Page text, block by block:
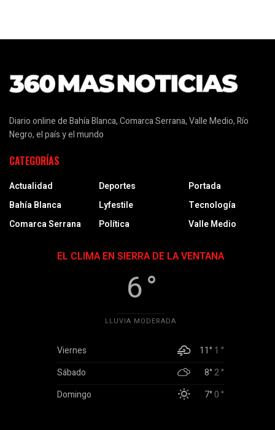
Diario online de Bahía Blanca, Comarca Serrana, Valle Medio, Río
Negro, el país y el mundo
CATEGORÍAS
Actualidad
Bahía Blanca
Comarca Serrana
Deportes
Lyfestile
Política
Portada
Tecnología
Valle Medio
EL CLIMA EN SIERRA DE LA VENTANA
6 °
LLUVIA MODERADA
Viernes 11° 1 °
Sábado
8°2 °
Domingo
7°0 °